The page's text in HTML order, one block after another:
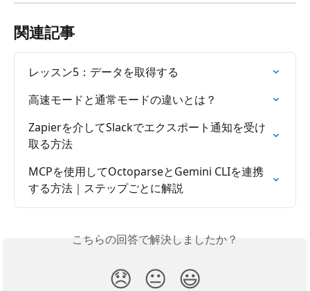
関連記事
レッスン5：データを取得する
高速モードと通常モードの違いとは？
Zapierを介してSlackでエクスポート通知を受け
取る方法
MCPを使用してOctoparseとGemini CLIを連携
する方法｜ステップごとに解説
こちらの回答で解決しましたか？
😞 😐 😃